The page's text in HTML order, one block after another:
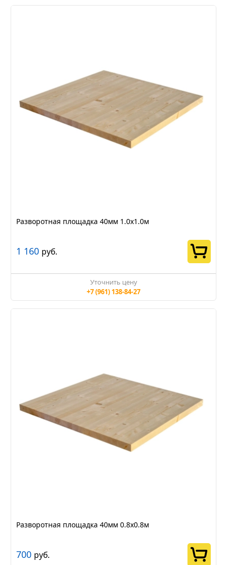
Разворотная площадка 40мм 1.0х1.0м
1 160 руб.
Уточнить цену
+7 (961) 138-84-27
Разворотная площадка 40мм 0.8х0.8м
700 руб.